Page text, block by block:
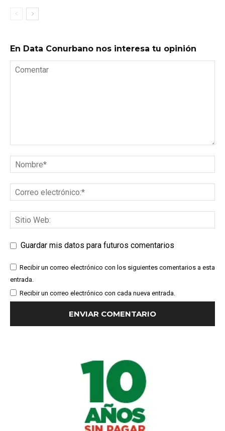
En Data Conurbano nos interesa tu opinión
Guardar mis datos para futuros comentarios
Recibir un correo electrónico con los siguientes comentarios a esta
entrada.
Recibir un correo electrónico con cada nueva entrada.